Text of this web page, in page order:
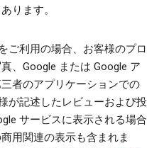
ります。
ご利用の場合、お客様のプロ
、Google または Google ア
者のアプリケーションでの
が記述したレビューおよび投
サービスに表示される場合
用関連の表示も含まれま